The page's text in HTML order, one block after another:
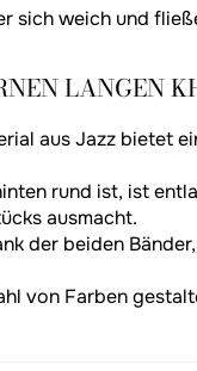
weich und
LANGEN
aus Jazz bietet
rund ist, ist
ausmacht.
der beiden
von Farben